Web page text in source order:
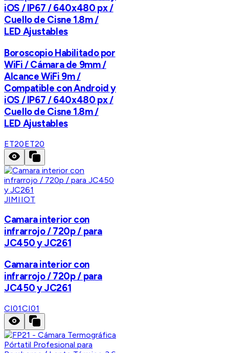
iOS / IP67 / 640x480 px /
Cuello de Cisne 1.8m /
LED Ajustables
Boroscopio Habilitado por
WiFi / Cámara de 9mm /
Alcance WiFi 9m /
Compatible con Android y
iOS / IP67 / 640x480 px /
Cuello de Cisne 1.8m /
LED Ajustables
ET20ET20
JIMIIOT
Camara interior con
infrarrojo / 720p / para
JC450 y JC261
Camara interior con
infrarrojo / 720p / para
JC450 y JC261
CI01CI01